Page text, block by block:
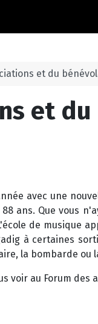
et du
et
avec une
ans. Que vous
de musique
à certaines
la bombarde ou
voir au Forum